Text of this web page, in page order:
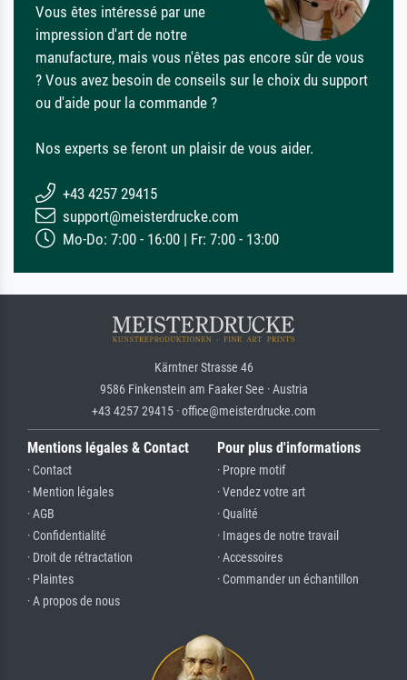
Vous êtes intéressé par une
impression d'art de notre
manufacture, mais vous n'êtes pas encore sûr de vous
? Vous avez besoin de conseils sur le choix du support
ou d'aide pour la commande ?
Nos experts se feront un plaisir de vous aider.
+43 4257 29415
support@meisterdrucke.com
Mo-Do: 7:00 - 16:00 | Fr: 7:00 - 13:00
Kärntner Strasse 46
9586 Finkenstein am Faaker See · Austria
+43 4257 29415 · office@meisterdrucke.com
Mentions légales & Contact
· Contact
· Mention légales
· AGB
· Confidentialité
· Droit de rétractation
· Plaintes
· A propos de nous
Pour plus d'informations
· Propre motif
· Vendez votre art
· Qualité
· Images de notre travail
· Accessoires
· Commander un échantillon